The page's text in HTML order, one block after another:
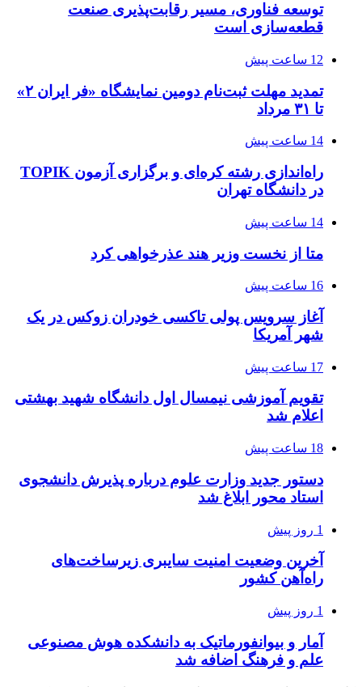
توسعه فناوری، مسیر رقابت‌پذیری صنعت
قطعه‌سازی است
12 ساعت پیش
تمدید مهلت ثبت‌نام دومین نمایشگاه «فر ایران ۲»
تا ۳۱ مرداد
14 ساعت پیش
راه‌اندازی رشته کره‌ای و برگزاری آزمون TOPIK
در دانشگاه تهران
14 ساعت پیش
متا از نخست وزیر هند عذرخواهی کرد
16 ساعت پیش
آغاز سرویس پولی تاکسی خودران زوکس در یک
شهر آمریکا
17 ساعت پیش
تقویم آموزشی نیمسال اول دانشگاه شهید بهشتی
اعلام شد
18 ساعت پیش
دستور جدید وزارت علوم درباره پذیرش دانشجوی
استاد محور ابلاغ شد
1 روز پیش
آخرین وضعیت امنیت سایبری زیرساخت‌های
راه‌آهن کشور
1 روز پیش
آمار و بیوانفورماتیک به دانشکده هوش مصنوعی
علم و فرهنگ اضافه شد